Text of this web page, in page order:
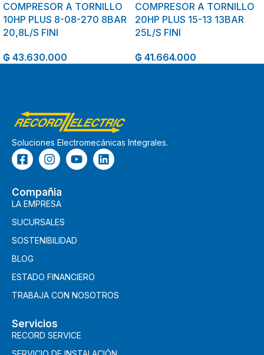
COMPRESOR A TORNILLO
10HP PLUS 8-08-270 8BAR
20,8L/S FINI
₲ 43.630.000
COMPRESOR A TORNILLO
20HP PLUS 15-13 13BAR
25L/S FINI
₲ 41.664.000
Soluciones Electromecánicas Integrales.
Compañia
LA EMPRESA
SUCURSALES
SOSTENIBILIDAD
BLOG
ESTADO FINANCIERO
TRABAJA CON NOSOTROS
Servicios
RECORD SERVICE